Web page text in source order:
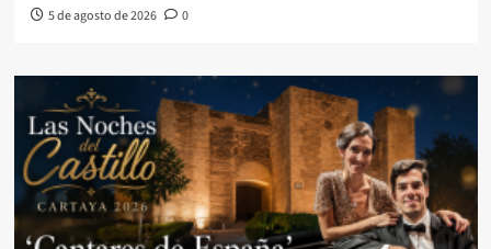
5 de agosto de 2026 0